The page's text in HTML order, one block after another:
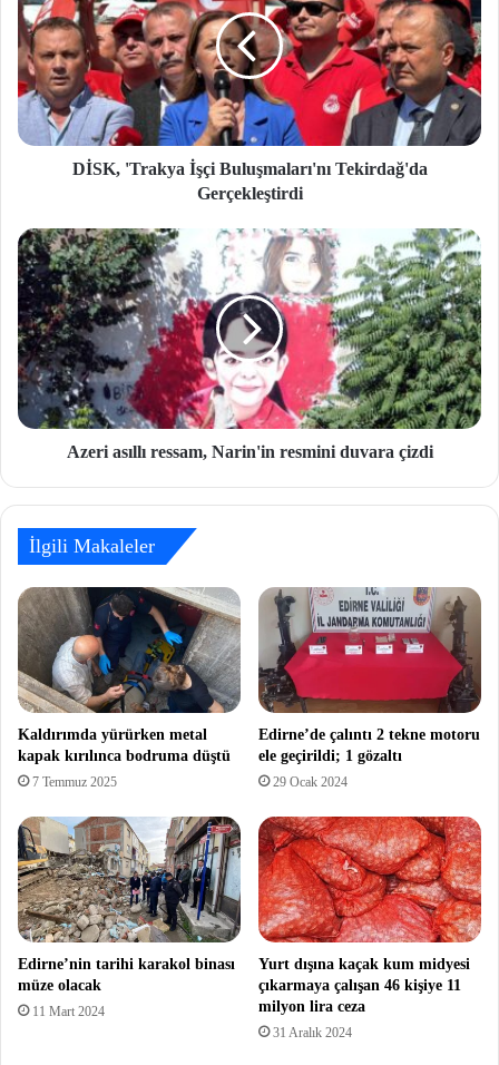
DİSK, 'Trakya İşçi Buluşmaları'nı Tekirdağ'da
Gerçekleştirdi
Azeri asıllı ressam, Narin'in resmini duvara çizdi
İlgili Makaleler
Kaldırımda yürürken metal
kapak kırılınca bodruma düştü
7 Temmuz 2025
Edirne’de çalıntı 2 tekne motoru
ele geçirildi; 1 gözaltı
29 Ocak 2024
Edirne’nin tarihi karakol binası
müze olacak
11 Mart 2024
Yurt dışına kaçak kum midyesi
çıkarmaya çalışan 46 kişiye 11
milyon lira ceza
31 Aralık 2024